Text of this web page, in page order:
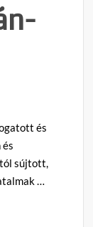
és
sújtott,
…